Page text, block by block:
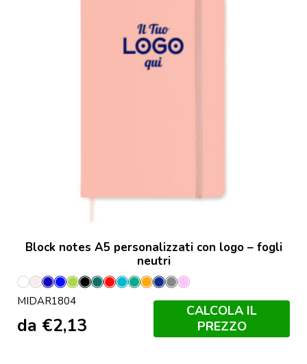
Block notes A5 personalizzati con logo – fogli
neutri
Bianco
Bianco
Sporco
BluBlu
Royal
LimeNeroPetrolio
Rosso
Turchese
Verde
Menta
Arancio
Francese
Navy
Grigio
Pietra
Rosa
Baby
MIDAR1804
da €2,13
CALCOLA IL
PREZZO